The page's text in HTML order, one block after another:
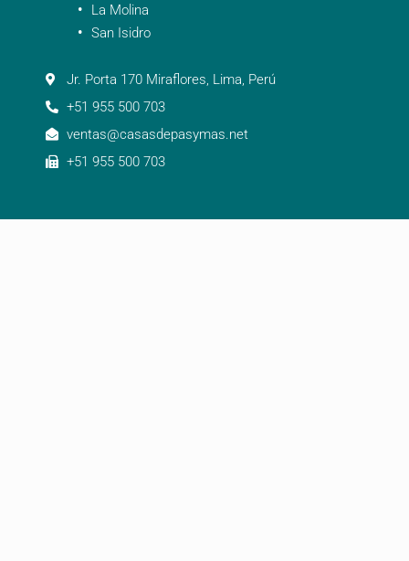
La Molina
San Isidro
Jr. Porta 170 Miraflores, Lima, Perú
+51 955 500 703
ventas@casasdepasymas.net
+51 955 500 703